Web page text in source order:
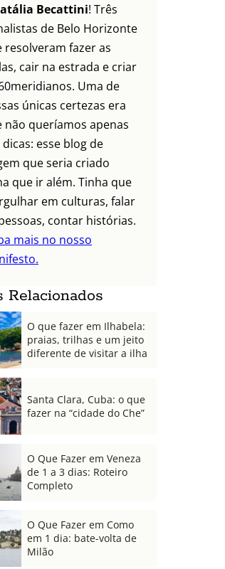
Becattini! Três
de Belo Horizonte
resolveram fazer as
cair na estrada e criar
Uma de
únicas certezas era
não queríamos apenas
esse blog de
que seria criado
que ir além. Tinha que
em culturas, falar
contar histórias.
mais no nosso
Relacionados
O que fazer em Ilhabela:
praias, trilhas e um jeito
diferente de visitar a ilha
Santa Clara, Cuba: o que
fazer na “cidade do Che”
O Que Fazer em Veneza
de 1 a 3 dias: Roteiro
Completo
O Que Fazer em Como
em 1 dia: bate-volta de
Milão